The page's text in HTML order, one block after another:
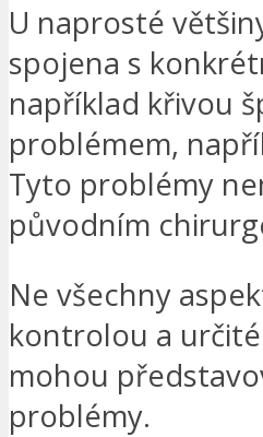
U naprosté
spojena s
například křivou
problémem,
Tyto problémy
původním
Ne všechny
kontrolou a
mohou
problémy.